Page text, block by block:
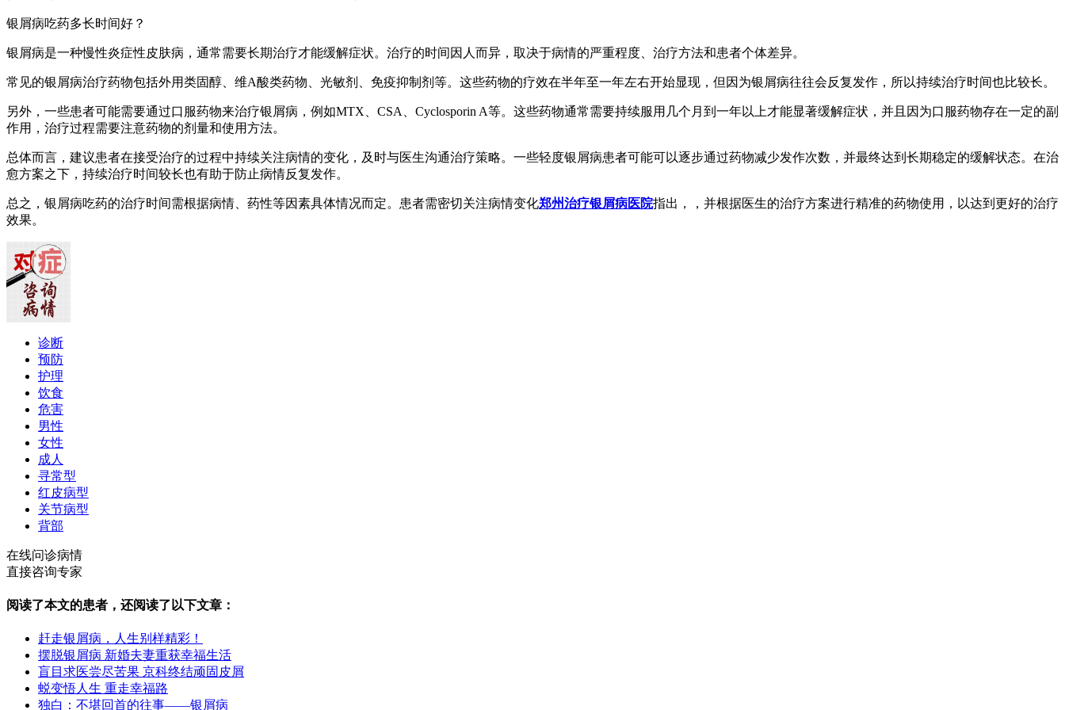
银屑病吃药多长时间好？
银屑病是一种慢性炎症性皮肤病，通常需要长期治疗才能缓解症状。治疗的时间因人而异，取决于病情的严重程度、治疗方法和患者个体差异。
常见的银屑病治疗药物包括外用类固醇、维A酸类药物、光敏剂、免疫抑制剂等。这些药物的疗效在半年至一年左右开始显现，但因为银屑病往往会反复发作，所以持续治疗时间也比较长。
另外，一些患者可能需要通过口服药物来治疗银屑病，例如MTX、CSA、Cyclosporin A等。这些药物通常需要持续服用几个月到一年以上才能显著缓解症状，并且因为口服药物存在一定的副
作用，治疗过程需要注意药物的剂量和使用方法。
总体而言，建议患者在接受治疗的过程中持续关注病情的变化，及时与医生沟通治疗策略。一些轻度银屑病患者可能可以逐步通过药物减少发作次数，并最终达到长期稳定的缓解状态。在治
愈方案之下，持续治疗时间较长也有助于防止病情反复发作。
总之，银屑病吃药的治疗时间需根据病情、药性等因素具体情况而定。患者需密切关注病情变化郑州治疗银屑病医院指出，，并根据医生的治疗方案进行精准的药物使用，以达到更好的治疗
效果。
诊断
预防
护理
饮食
危害
男性
女性
成人
寻常型
红皮病型
关节病型
背部
在线问诊病情
直接咨询专家
阅读了本文的患者，还阅读了以下文章：
赶走银屑病，人生别样精彩！
摆脱银屑病 新婚夫妻重获幸福生活
盲目求医尝尽苦果 京科终结顽固皮屑
蜕变悟人生 重走幸福路
独白：不堪回首的往事——银屑病